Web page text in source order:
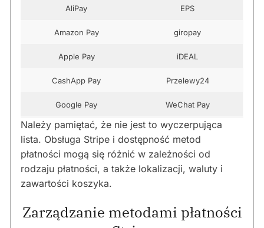
AliPay EPS
Amazon Pay giropay
Apple Pay iDEAL
CashApp Pay Przelewy24
Google Pay WeChat Pay
Należy pamiętać, że nie jest to wyczerpująca
lista. Obsługa Stripe i dostępność metod
płatności mogą się różnić w zależności od
rodzaju płatności, a także lokalizacji, waluty i
zawartości koszyka.
Zarządzanie metodami płatności